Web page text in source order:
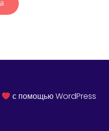
с помощью WordPress